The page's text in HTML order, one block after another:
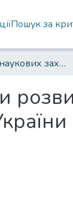
Пошук за
Матеріали наукових заходів